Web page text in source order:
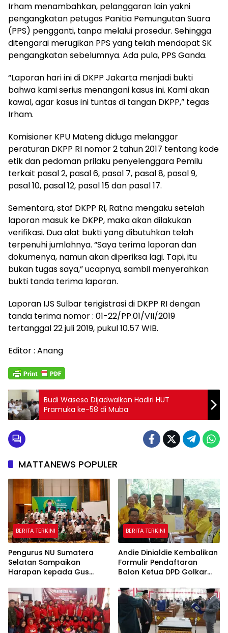
Irham menambahkan, pelanggaran lain yakni
pengangkatan petugas Panitia Pemungutan Suara
(PPS) pengganti, tanpa melalui prosedur. Sehingga
ditengarai merugikan PPS yang telah mendapat SK
pengangkatan sebelumnya. Ada pula, PPS Ganda.
“Laporan hari ini di DKPP Jakarta menjadi bukti
bahwa kami serius menangani kasus ini. Kami akan
kawal, agar kasus ini tuntas di tangan DKPP,” tegas
Irham.
Komisioner KPU Mateng diduga melanggar
peraturan DKPP RI nomor 2 tahun 2017 tentang kode
etik dan pedoman prilaku penyelenggara Pemilu
terkait pasal 2, pasal 6, pasal 7, pasal 8, pasal 9,
pasal 10, pasal 12, pasal 15 dan pasal 17.
Sementara, staf DKPP RI, Ratna mengaku setelah
laporan masuk ke DKPP, maka akan dilakukan
verifikasi. Dua alat bukti yang dibutuhkan telah
terpenuhi jumlahnya. “Saya terima laporan dan
dokumenya, namun akan diperiksa lagi. Tapi, itu
bukan tugas saya,” ucapnya, sambil menyerahkan
bukti tanda terima laporan.
Laporan IJS Sulbar terigistrasi di DKPP RI dengan
tanda terima nomor : 01-22/PP.01/VII/2019
tertanggal 22 juli 2019, pukul 10.57 WIB.
Editor : Anang
Budi Waseso Dijadwalkan Hadiri HUT
Pramuka ke-58 di Muba
MATTANEWS POPULER
BERITA TERKINI
Pengurus NU Sumatera
Selatan Sampaikan
Harapan kepada Gus
Pesantren
BERITA TERKINI
Andie Dinialdie Kembalikan
Formulir Pendaftaran
Balon Ketua DPD Golkar